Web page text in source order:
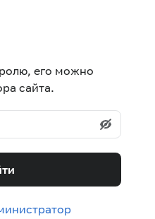
его можно
сайта.